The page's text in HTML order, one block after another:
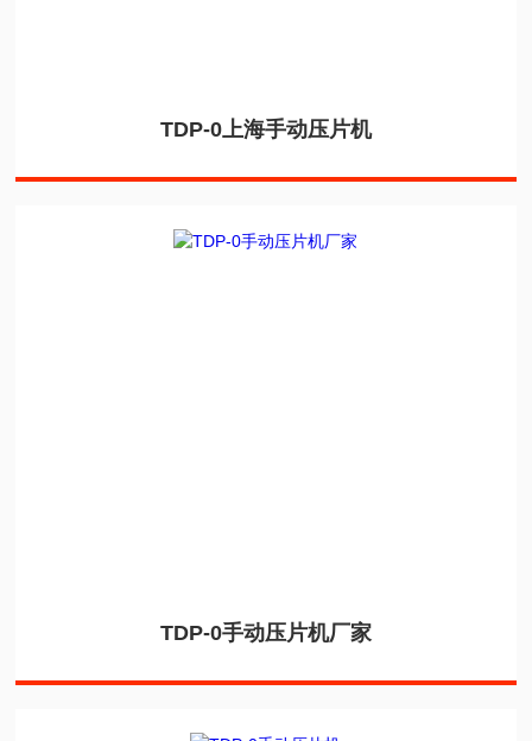
TDP-0上海手动压片机
TDP-0手动压片机厂家